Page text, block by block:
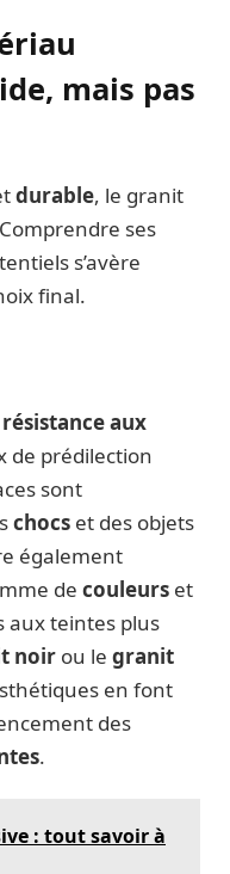
mais pas
durable, le granit
ses
s’avère
final.
résistance aux
de prédilection
sont
chocs et des objets
également
de couleurs et
aux teintes plus
noir ou le granit
en font
des
.
: tout savoir à